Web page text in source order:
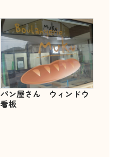
パン屋さん ウィンドウ
看板